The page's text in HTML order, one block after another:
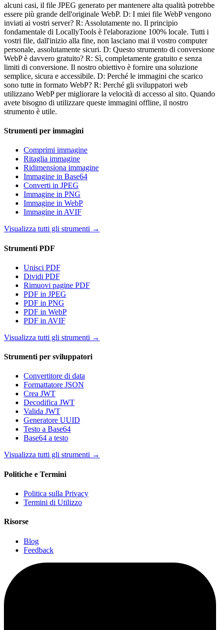
alcuni casi, il file JPEG generato per mantenere alta qualità potrebbe
essere più grande dell'originale WebP. D: I miei file WebP vengono
inviati ai vostri server? R: Assolutamente no. Il principio
fondamentale di LocallyTools è l'elaborazione 100% locale. Tutti i
vostri file, dall'inizio alla fine, non lasciano mai il vostro computer
personale, assolutamente sicuri. D: Questo strumento di conversione
WebP è davvero gratuito? R: Sì, completamente gratuito e senza
limiti di conversione. Il nostro obiettivo è fornire una soluzione
semplice, sicura e accessibile. D: Perché le immagini che scarico
sono tutte in formato WebP? R: Perché gli sviluppatori web
utilizzano WebP per migliorare la velocità di accesso al sito. Quando
avete bisogno di utilizzare queste immagini offline, il nostro
strumento è utile.
Strumenti per immagini
Comprimi immagine
Ritaglia immagine
Ridimensiona immagine
Immagine in Base64
Converti in JPEG
Immagine in PNG
Immagine in WebP
Immagine in AVIF
Visualizza tutti gli strumenti →
Strumenti PDF
Unisci PDF
Dividi PDF
Rimuovi pagine PDF
PDF in JPEG
PDF in PNG
PDF in WebP
PDF in AVIF
Visualizza tutti gli strumenti →
Strumenti per sviluppatori
Convertitore di data
Formattatore JSON
Crea JWT
Decodifica JWT
Valida JWT
Generatore UUID
Testo a Base64
Base64 a testo
Visualizza tutti gli strumenti →
Politiche e Termini
Politica sulla Privacy
Termini di Utilizzo
Risorse
Blog
Feedback